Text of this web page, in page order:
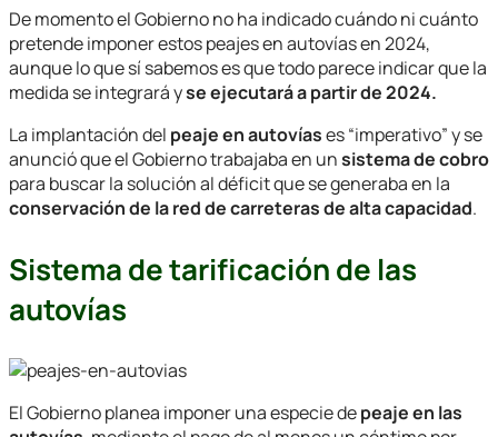
De momento el Gobierno no ha indicado cuándo ni cuánto
pretende imponer estos peajes en autovías en 2024,
aunque lo que sí sabemos es que todo parece indicar que la
medida se integrará yse ejecutará a partir de 2024.
La implantación del peaje en autovíases “imperativo” y se
anunció que el Gobierno trabajaba en unsistema de cobro
para buscar la solución al déficit que se generaba en la
conservación de la red de carreteras de alta capacidad.
Sistema de tarificación de las
autovías
El Gobierno planea imponer una especie depeaje en las